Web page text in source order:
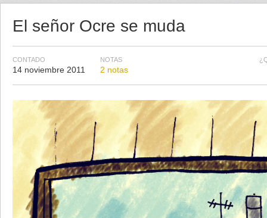
El señor Ocre se muda
CONTADO
14 noviembre 2011
NOTAS
2 notas